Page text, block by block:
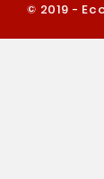
© 2019 -